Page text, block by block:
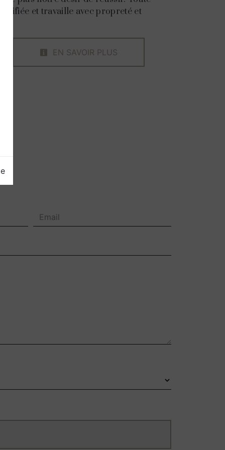
et travaille avec propreté et
EN SAVOIR PLUS